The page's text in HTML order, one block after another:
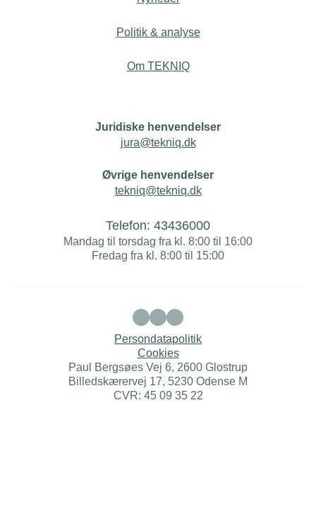
Politik & analyse
Om TEKNIQ
Juridiske henvendelser
jura@tekniq.dk
Øvrige henvendelser
tekniq@tekniq.dk
Telefon: 43436000
Mandag til torsdag fra kl. 8:00 til 16:00
Fredag fra kl. 8:00 til 15:00
Persondatapolitik
Cookies
Paul Bergsøes Vej 6, 2600 Glostrup
Billedskærervej 17, 5230 Odense M
CVR: 45 09 35 22